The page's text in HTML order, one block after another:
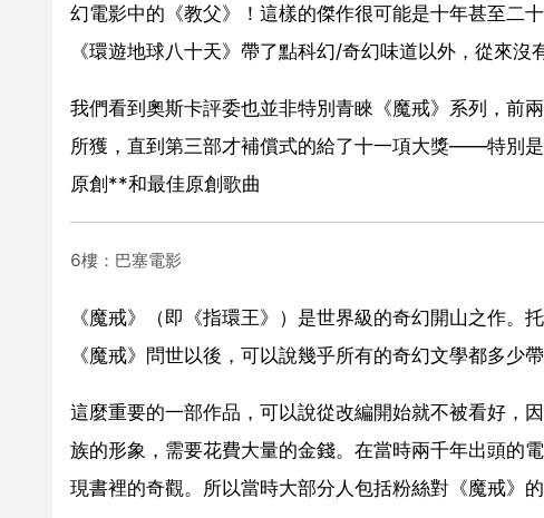
幻電影中的《教父》！這樣的傑作很可能是十年甚至
《環遊地球八十天》帶了點科幻/奇幻味道以外，從來
我們看到奧斯卡評委也並非特別青睞《魔戒》系列，前
所獲，直到第三部才補償式的給了十一項大獎——特別
原創**和最佳原創歌曲
6樓：巴塞電影
《魔戒》（即《指環王》）是世界級的奇幻開山之作。
《魔戒》問世以後，可以說幾乎所有的奇幻文學都多少
這麼重要的一部作品，可以說從改編開始就不被看好，
族的形象，需要花費大量的金錢。在當時兩千年出頭的
現書裡的奇觀。所以當時大部分人包括粉絲對《魔戒》